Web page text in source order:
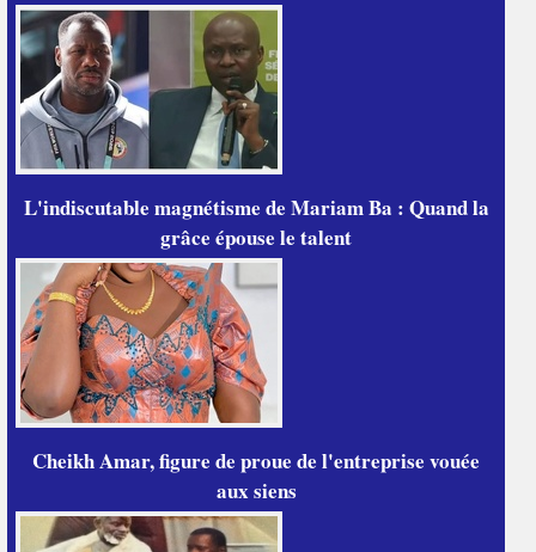
L'indiscutable magnétisme de Mariam Ba : Quand la
grâce épouse le talent
Cheikh Amar, figure de proue de l'entreprise vouée
aux siens